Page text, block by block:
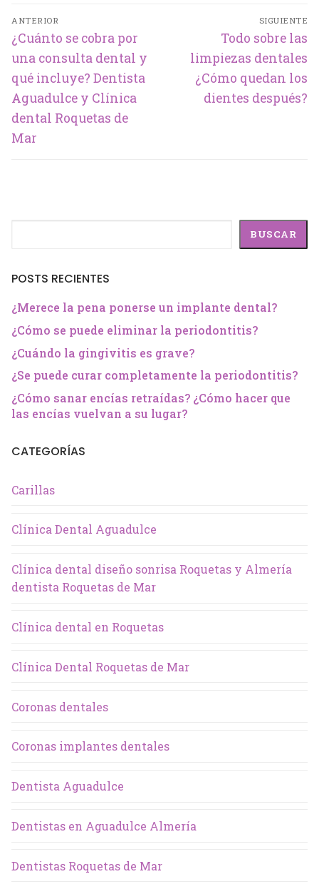
Navegación
de
entradas
ANTERIOR
Entrada
anterior:
¿Cuánto se cobra por
una consulta dental y
qué incluye? Dentista
Aguadulce y Clínica
dental Roquetas de
Mar
SIGUIENTE
Entrada
siguiente:
Todo sobre las
limpiezas dentales
¿Cómo quedan los
dientes después?
BUSCAR
POSTS RECIENTES
¿Merece la pena ponerse un implante dental?
¿Cómo se puede eliminar la periodontitis?
¿Cuándo la gingivitis es grave?
¿Se puede curar completamente la periodontitis?
¿Cómo sanar encías retraídas? ¿Cómo hacer que
las encías vuelvan a su lugar?
CATEGORÍAS
Carillas
Clínica Dental Aguadulce
Clínica dental diseño sonrisa Roquetas y Almería
dentista Roquetas de Mar
Clínica dental en Roquetas
Clínica Dental Roquetas de Mar
Coronas dentales
Coronas implantes dentales
Dentista Aguadulce
Dentistas en Aguadulce Almería
Dentistas Roquetas de Mar